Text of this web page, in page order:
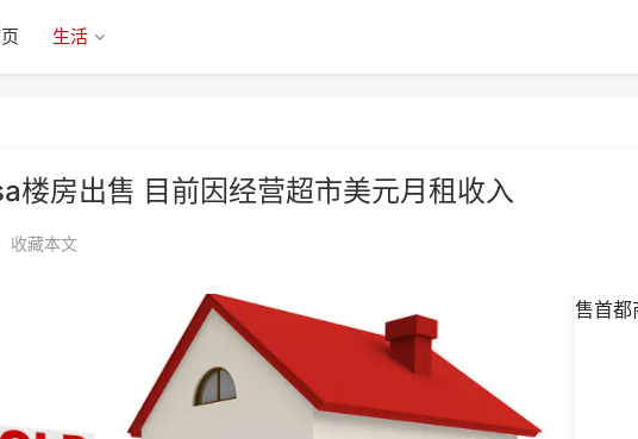
生活
楼房出售 目前因经营超市美元月租收入
收藏本文
售首都